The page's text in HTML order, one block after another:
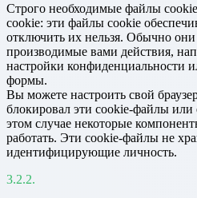
Строго необходимые файлы
cookie: эти файлы cookie
отключить их нельзя. Обычно
производимые вами действия,
настройки конфиденциальности
формы.
Вы можете настроить свой
блокировал эти cookie-файлы
этом случае некоторые
работать. Эти cookie-файлы не
идентифицирующие личность.